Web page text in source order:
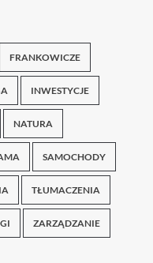
FRANKOWICZE
INWESTYCJE
NATURA
SAMOCHODY
TŁUMACZENIA
ZARZĄDZANIE